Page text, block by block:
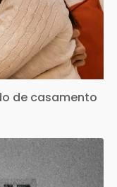
de casamento